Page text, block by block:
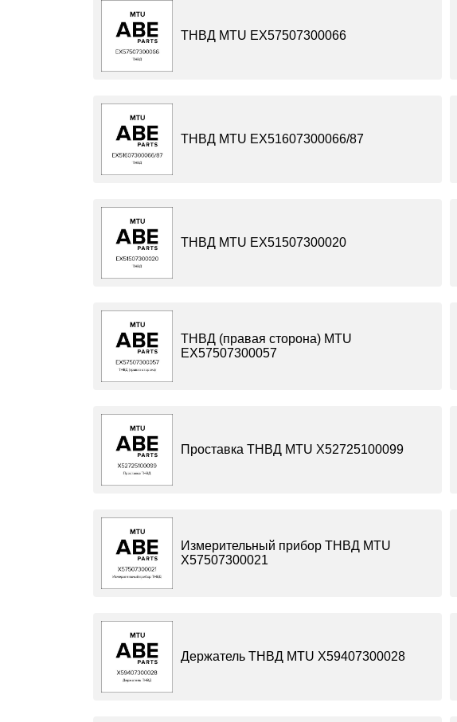
ТНВД MTU EX57507300066
ТНВД MTU EX51607300066/87
ТНВД MTU EX51507300020
ТНВД (правая сторона) MTU
EX57507300057
Проставка ТНВД MTU X52725100099
Измерительный прибор ТНВД MTU
X57507300021
Держатель ТНВД MTU X59407300028